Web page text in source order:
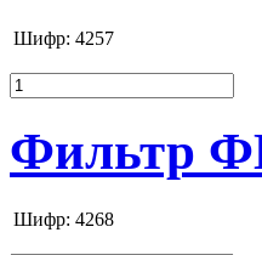
Шифр: 4257
Фильтр
Шифр: 4268